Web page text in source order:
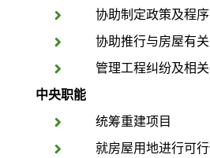
协助制定政策及程序
协助推行与房屋有关
管理工程纠纷及相关
中央职能
统筹重建项目
就房屋用地进行可行